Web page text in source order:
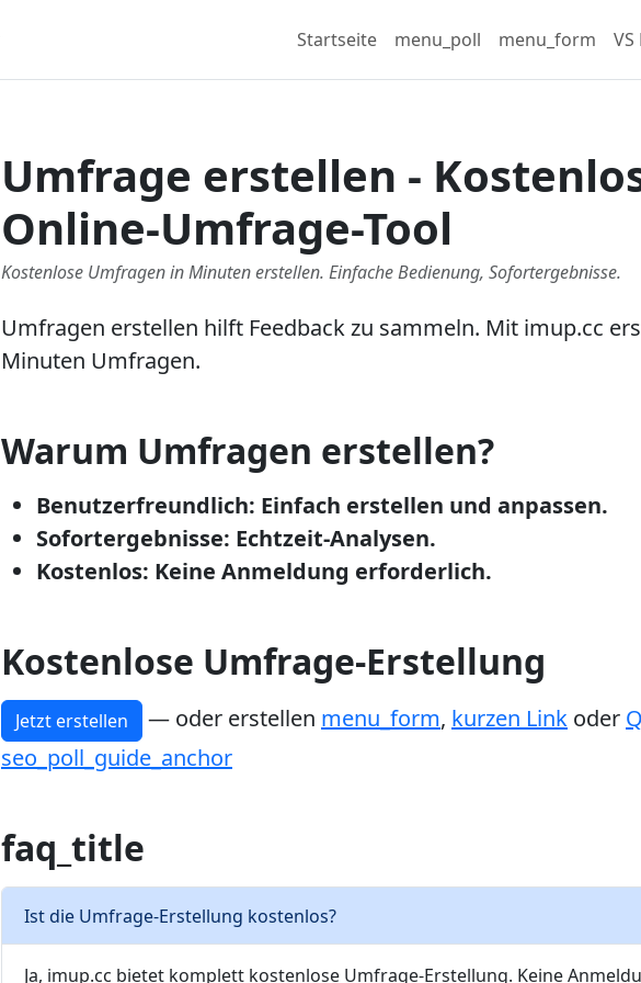
Startseite menu_poll menu_form VS
Umfrage erstellen -
Online-Umfrage-Tool
Kostenlose Umfragen in Minuten erstellen. Einfache Bedienung, Sofortergebnisse.
Umfragen erstellen hilft Feedback zu sammeln. Mit imup.cc
Minuten Umfragen.
Warum Umfragen erstellen?
Benutzerfreundlich: Einfach erstellen und anpassen.
Sofortergebnisse: Echtzeit-Analysen.
Kostenlos: Keine Anmeldung erforderlich.
Kostenlose Umfrage-Erstellung
Jetzt erstellen — oder erstellen menu_form, kurzen Link oder
seo_poll_guide_anchor
faq_title
Ist die Umfrage-Erstellung kostenlos?
Ja, imup.cc bietet komplett kostenlose Umfrage-Erstellung. Keine